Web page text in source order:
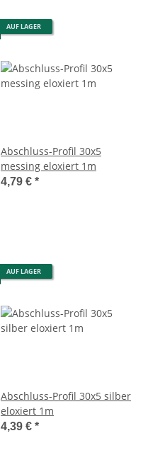
AUF LAGER
Abschluss-Profil 30x5
messing eloxiert 1m
4,79 € *
AUF LAGER
Abschluss-Profil 30x5 silber
eloxiert 1m
4,39 € *